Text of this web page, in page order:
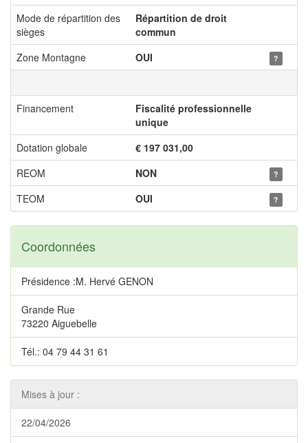
Mode de répartition des
sièges
Répartition de droit
commun
Zone Montagne
OUI ?
Financement
Fiscalité professionnelle
unique
Dotation globale
€ 197 031,00
REOM
NON ?
TEOM OUI ?
Coordonnées
Présidence :M. Hervé GENON
Grande Rue
73220 Aiguebelle
Tél.: 04 79 44 31 61
Mises à jour :
22/04/2026